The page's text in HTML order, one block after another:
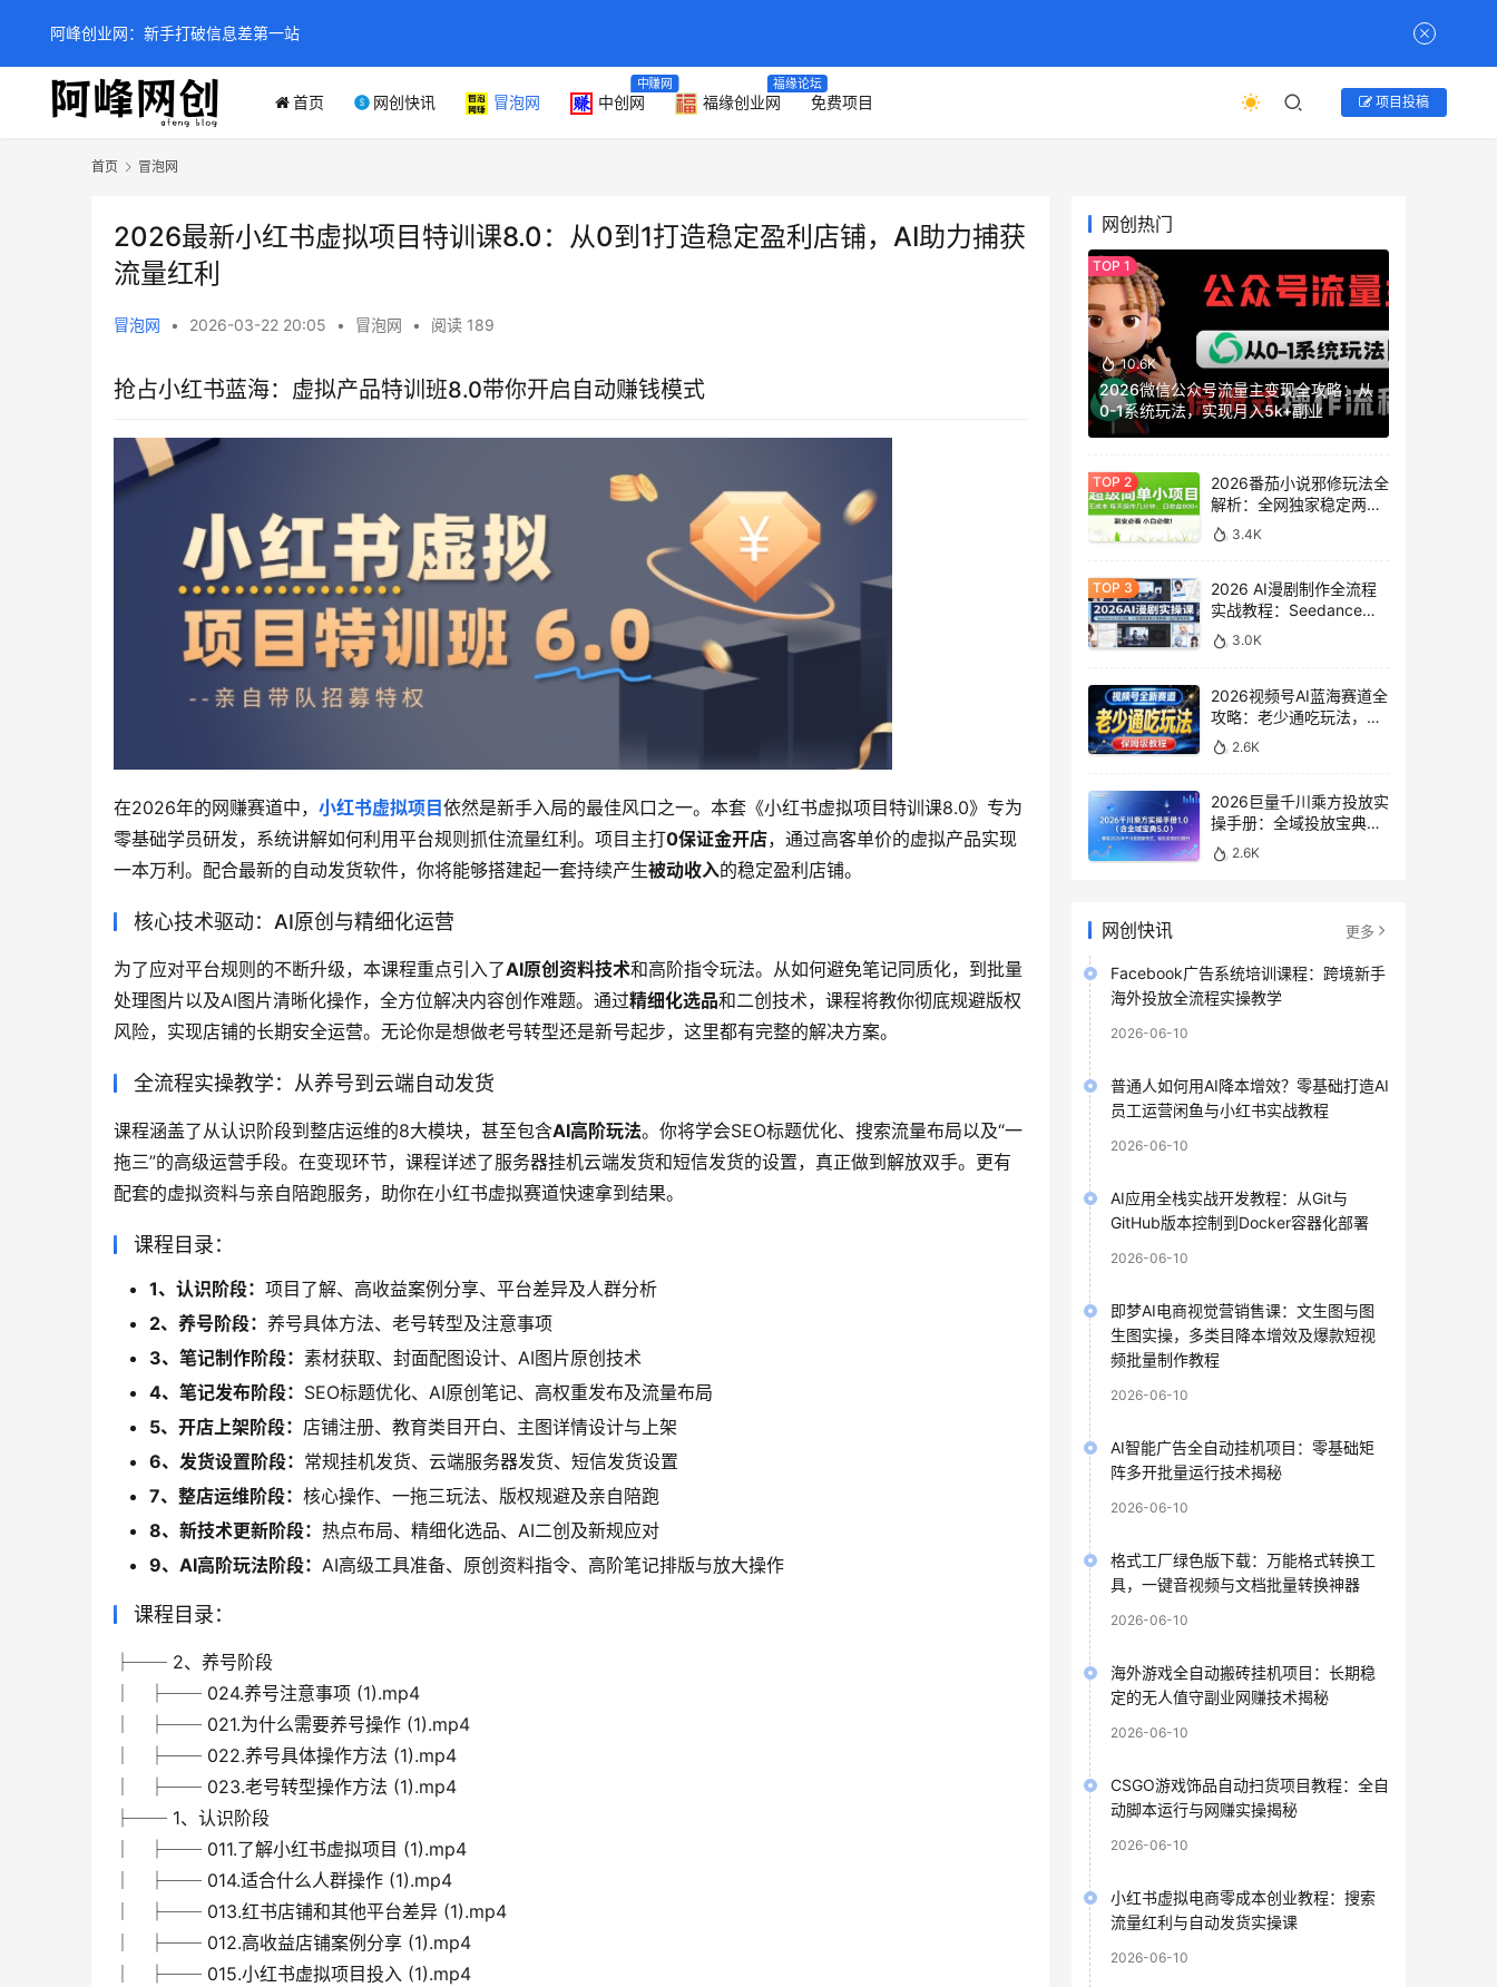
首页 网创快讯 冒泡网 中创网
中赚网
福缘创业网
福缘论坛
免费项目 项目投稿
首页 冒泡网
2026最新小红书虚拟项目特训课8.0：从0到1打造稳定盈利店铺，AI助力捕获
流量红利
冒泡网 • 2026-03-22 20:05 • 冒泡网 • 阅读 189
抢占小红书蓝海：虚拟产品特训班8.0带你开启自动赚钱模式
在2026年的网赚赛道中， 小红书虚拟项目 依然是新手入局的最佳风口之一。本套《小红书虚拟项目特训课8.0》专为
零基础学员研发，系统讲解如何利用平台规则抓住流量红利。项目主打0保证金开店，通过高客单价的虚拟产品实现
一本万利。配合最新的自动发货软件，你将能够搭建起一套持续产生被动收入的稳定盈利店铺。
核心技术驱动：AI原创与精细化运营
为了应对平台规则的不断升级，本课程重点引入了AI原创资料技术和高阶指令玩法。从如何避免笔记同质化，到批量
处理图片以及AI图片清晰化操作，全方位解决内容创作难题。通过精细化选品和二创技术，课程将教你彻底规避版权
风险，实现店铺的长期安全运营。无论你是想做老号转型还是新号起步，这里都有完整的解决方案。
全流程实操教学：从养号到云端自动发货
课程涵盖了从认识阶段到整店运维的8大模块，甚至包含AI高阶玩法。你将学会SEO标题优化、搜索流量布局以及“一
拖三”的高级运营手段。在变现环节，课程详述了服务器挂机云端发货和短信发货的设置，真正做到解放双手。更有
配套的虚拟资料与亲自陪跑服务，助你在小红书虚拟赛道快速拿到结果。
课程目录：
1、认识阶段： 项目了解、高收益案例分享、平台差异及人群分析
2、养号阶段： 养号具体方法、老号转型及注意事项
3、笔记制作阶段： 素材获取、封面配图设计、AI图片原创技术
4、笔记发布阶段： SEO标题优化、AI原创笔记、高权重发布及流量布局
5、开店上架阶段： 店铺注册、教育类目开白、主图详情设计与上架
6、发货设置阶段： 常规挂机发货、云端服务器发货、短信发货设置
7、整店运维阶段： 核心操作、一拖三玩法、版权规避及亲自陪跑
8、新技术更新阶段： 热点布局、精细化选品、AI二创及新规应对
9、AI高阶玩法阶段： AI高级工具准备、原创资料指令、高阶笔记排版与放大操作
课程目录：
├── 2、养号阶段
│ ├── 024.养号注意事项 (1).mp4
│ ├── 021.为什么需要养号操作 (1).mp4
│ ├── 022.养号具体操作方法 (1).mp4
│ ├── 023.老号转型操作方法 (1).mp4
├── 1、认识阶段
│ ├── 011.了解小红书虚拟项目 (1).mp4
│ ├── 014.适合什么人群操作 (1).mp4
│ ├── 013.红书店铺和其他平台差异 (1).mp4
│ ├── 012.高收益店铺案例分享 (1).mp4
│ ├── 015.小红书虚拟项目投入 (1).mp4
网创热门
10.6K
2026微信公众号流量主变现全攻略：从
0-1系统玩法，实现月入5k+副业
2026番茄小说邪修玩法全
解析：全网独家稳定两年
老项目，助你日赚
500+稿费收益
3.4K
2026 AI漫剧制作全流程
实战教程：Seedance
2.0即梦视频生成与小说
授权教学
3.0K
2026视频号AI蓝海赛道全
攻略：老少通吃玩法，零
基础保姆级副业增收教程
2.6K
2026巨量千川乘方投放实
操手册：全域投放宝典
5.0深度解析ROI提升方案
2.6K
网创快讯 更多
Facebook广告系统培训课程：跨境新手
海外投放全流程实操教学
2026-06-10
普通人如何用AI降本增效？零基础打造AI
员工运营闲鱼与小红书实战教程
2026-06-10
AI应用全栈实战开发教程：从Git与
GitHub版本控制到Docker容器化部署
2026-06-10
即梦AI电商视觉营销售课：文生图与图
生图实操，多类目降本增效及爆款短视
频批量制作教程
2026-06-10
AI智能广告全自动挂机项目：零基础矩
阵多开批量运行技术揭秘
2026-06-10
格式工厂绿色版下载：万能格式转换工
具，一键音视频与文档批量转换神器
2026-06-10
海外游戏全自动搬砖挂机项目：长期稳
定的无人值守副业网赚技术揭秘
2026-06-10
CSGO游戏饰品自动扫货项目教程：全自
动脚本运行与网赚实操揭秘
2026-06-10
小红书虚拟电商零成本创业教程：搜索
流量红利与自动发货实操课
2026-06-10
阿峰创业网：新手打破信息差第一站